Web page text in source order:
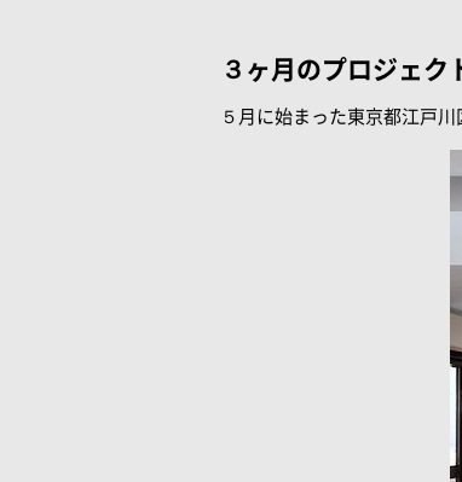
３ヶ月のプロジェク
５月に始まった東京都江戸